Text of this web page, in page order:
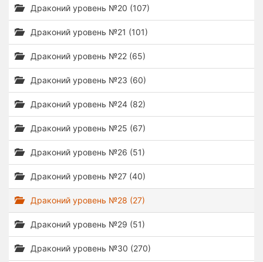
Драконий уровень №20 (107)
Драконий уровень №21 (101)
Драконий уровень №22 (65)
Драконий уровень №23 (60)
Драконий уровень №24 (82)
Драконий уровень №25 (67)
Драконий уровень №26 (51)
Драконий уровень №27 (40)
Драконий уровень №28 (27)
Драконий уровень №29 (51)
Драконий уровень №30 (270)